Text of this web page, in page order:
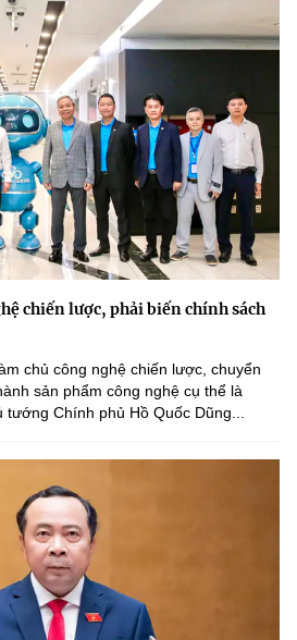
chiến lược, phải biến chính sách
chủ công nghệ chiến lược, chuyển
sản phẩm công nghệ cụ thể là
tướng Chính phủ Hồ Quốc Dũng...